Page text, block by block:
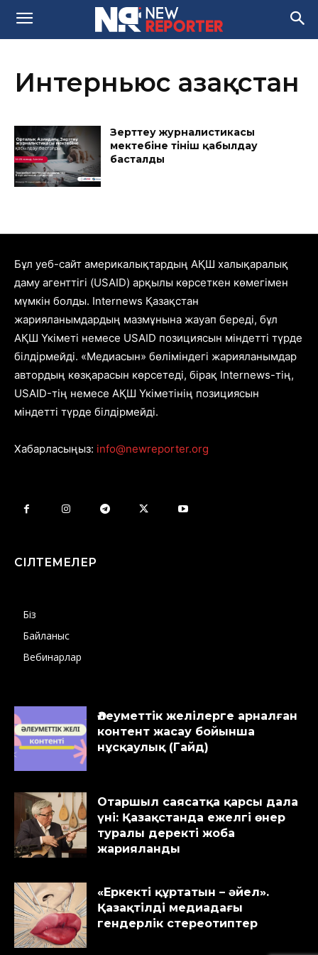
Интерньюс Қазақстан
Зерттеу журналистикасы
мектебіне өтініш қабылдау
басталды
Бұл уеб-сайт америкалықтардың АҚШ халықаралық
даму агенттігі (USAID) арқылы көрсеткен көмегімен
мүмкін болды. Internews Қазақстан
жарияланымдардың мазмұнына жауап береді, бұл
АҚШ Үкіметі немесе USAID позициясын міндетті түрде
білдірмейді. «Медиасын» бөліміндегі жарияланымдар
автордың көзқарасын көрсетеді, бірақ Internews-тің,
USAID-тің немесе АҚШ Үкіметінің позициясын
міндетті түрде білдірмейді.
Хабарласыңыз: info@newreporter.org
СІЛТЕМЕЛЕР
Біз
Байланыс
Вебинарлар
Әлеуметтік желілерге арналған
контент жасау бойынша
нұсқаулық (Гайд)
Отаршыл саясатқа қарсы дала
үні: Қазақстанда ежелгі өнер
туралы деректі жоба
жарияланды
«Еркекті құртатын – әйел».
Қазақтілді медиадағы
гендерлік стереотиптер